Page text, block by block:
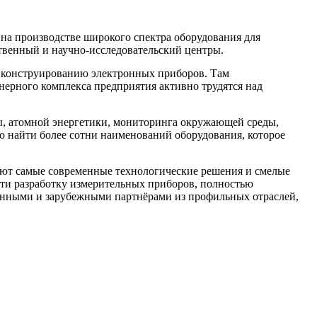
производстве широкого спектра оборудования для
и научно-исследовательский центры.
электронных приборов. Там
комплекса предприятия активно трудятся над
атомной энергетики, мониторинга окружающей среды,
более сотни наименований оборудования, которое
самые современные технологические решения и смелые
разработку измерительных приборов, полностью
и зарубежными партнёрами из профильных отраслей,